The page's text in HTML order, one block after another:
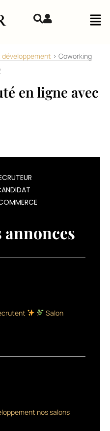
développement > Coworking
en ligne avec
annonces
Salon
nos salons